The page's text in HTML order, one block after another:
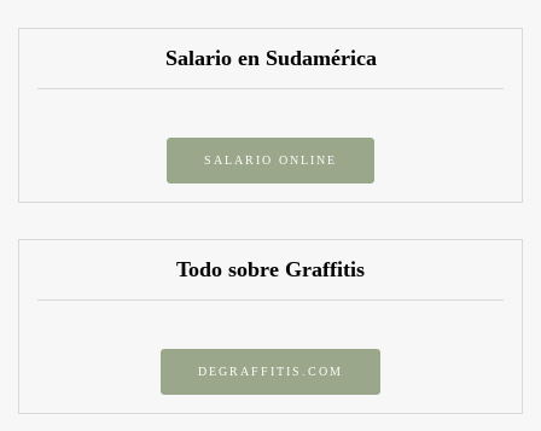
Salario en Sudamérica
SALARIO ONLINE
Todo sobre Graffitis
DEGRAFFITIS.COM